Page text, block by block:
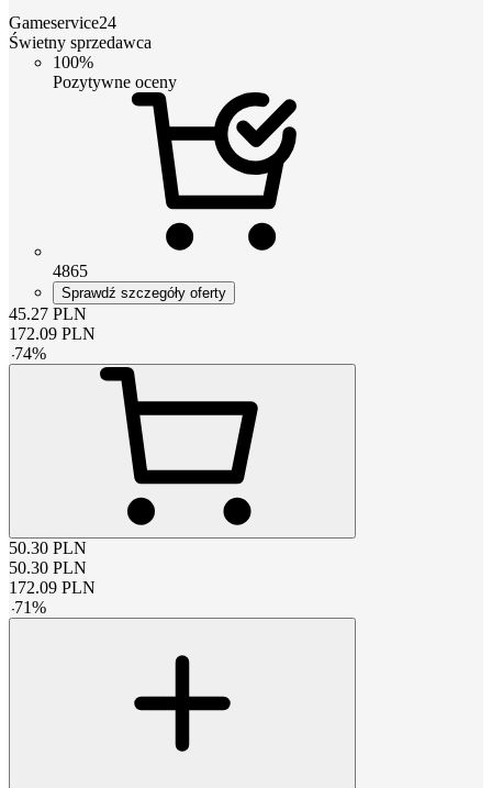
Gameservice24
Świetny sprzedawca
100%
Pozytywne oceny
4865
Sprawdź szczegóły oferty
45.27 PLN
172.09 PLN
-74%
50.30 PLN
50.30 PLN
172.09 PLN
-71%